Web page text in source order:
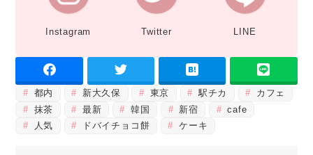
Instagram Twitter LINE
都内 新大久保 東京 駅チカ
カフェ
抹茶
最新 韓国 新宿
cafe
人気
ドバイチョコ餅 ケーキ